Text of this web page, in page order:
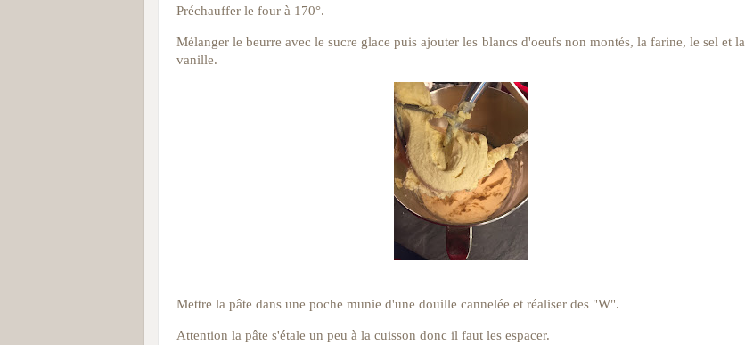
Préchauffer le four à 170°.
Mélanger le beurre avec le sucre glace puis ajouter les blancs d'oeufs non montés, la farine, le sel et la
vanille.
Mettre la pâte dans une poche munie d'une douille cannelée et réaliser des "W".
Attention la pâte s'étale un peu à la cuisson donc il faut les espacer.